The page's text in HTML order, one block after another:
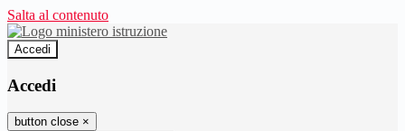
Salta al contenuto
Accedi
Accedi
button close ×